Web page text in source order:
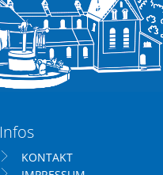
Infos
KONTAKT